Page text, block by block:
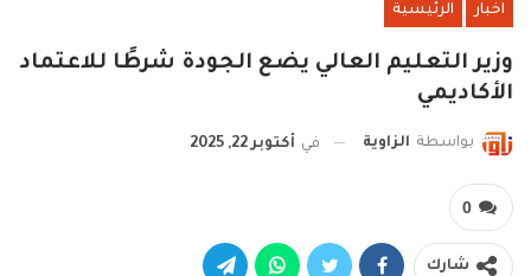
اخبار الرئيسية
وزير التعليم العالي يضع الجودة شرطًا للاعتماد
الأكاديمي
بواسطة الزاوية في أكتوبر 22, 2025
0
شارك